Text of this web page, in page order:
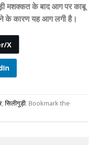
मशक्कत के बाद आग पर काबू
के कारण यह आग लगी है।
X
,सिलीगुड़ी. Bookmark the